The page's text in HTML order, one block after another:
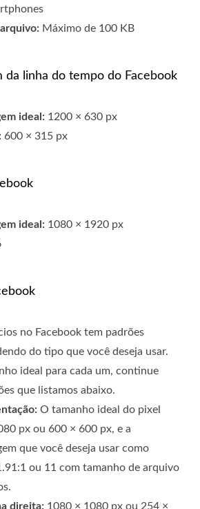
Máximo de 100 KB
da linha do tempo do Facebook
ideal: 1200 × 630 px
600 × 315 px
ideal: 1080 × 1920 px
no Facebook tem padrões
do tipo que você deseja usar.
ideal para cada um, continue
que listamos abaixo.
O tamanho ideal do pixel
px ou 600 × 600 px, e a
que você deseja usar como
ou 11 com tamanho de arquivo
direita: 1080 × 1080 px ou 254 ×